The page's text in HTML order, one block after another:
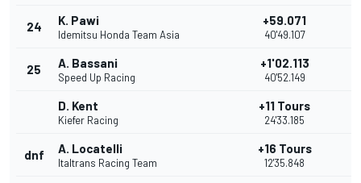
24 K. Pawi
Idemitsu Honda Team Asia
+59.071
40'49.107
25 A. Bassani
Speed Up Racing
+1'02.113
40'52.149
D. Kent
Kiefer Racing
+11 Tours
24'33.185
dnf A. Locatelli
Italtrans Racing Team
+16 Tours
12'35.848